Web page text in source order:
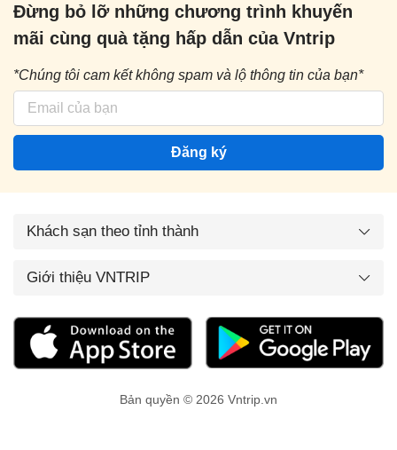
Đừng bỏ lỡ những chương trình khuyến
mãi cùng quà tặng hấp dẫn của Vntrip
*Chúng tôi cam kết không spam và lộ thông tin của bạn*
Đăng ký
Khách sạn theo tỉnh thành
Giới thiệu VNTRIP
Bản quyền © 2026 Vntrip.vn